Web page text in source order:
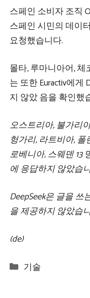
스페인 소비자 조직
스페인 시민의 데이
요청했습니다.
몰타, 루마니아어,
는 또한 Euractiv에게
지 않았 음을 확인했
오스트리아, 불가리
헝가리, 라트비아,
로베니아, 스웨덴 13
에 응답하지 않았습
DeepSeek은 글을
을 제공하지 않았습
(de)
Categories
기술